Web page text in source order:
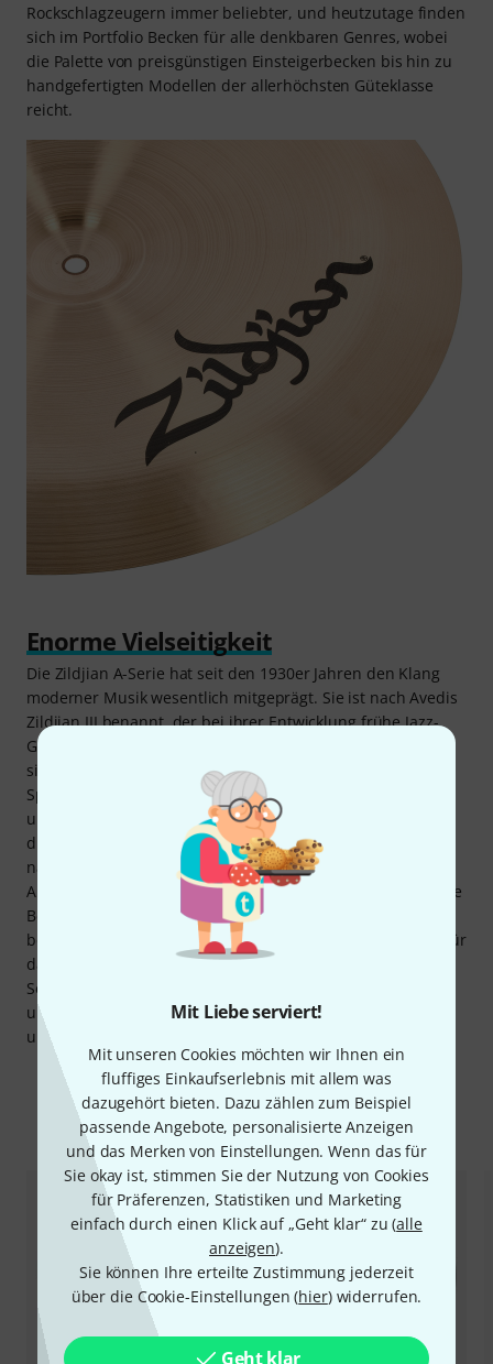
Mit Liebe serviert!
Mit unseren Cookies möchten wir Ihnen ein
fluffiges Einkaufserlebnis mit allem was
dazugehört bieten. Dazu zählen zum Beispiel
passende Angebote, personalisierte Anzeigen
und das Merken von Einstellungen. Wenn das für
Sie okay ist, stimmen Sie der Nutzung von Cookies
für Präferenzen, Statistiken und Marketing
einfach durch einen Klick auf „Geht klar“ zu (alle
anzeigen).
Sie können Ihre erteilte Zustimmung jederzeit
über die Cookie-Einstellungen (hier) widerrufen.
Geht klar
Rockschlagzeugern immer beliebter, und heutzutage finden
sich im Portfolio Becken für alle denkbaren Genres, wobei
die Palette von preisgünstigen Einsteigerbecken bis hin zu
handgefertigten Modellen der allerhöchsten Güteklasse
reicht.
Enorme Vielseitigkeit
Die Zildjian A-Serie hat seit den 1930er Jahren den Klang
moderner Musik wesentlich mitgeprägt. Sie ist nach Avedis
Zildjian III benannt, der bei ihrer Entwicklung frühe Jazz-
Größen wie Gene Krupa miteinbezog – diese wünschten
sich dünnere Becken mit einer sensibleren Ansprache.
Später setzen Rock/Pop-Pioniere wie Ringo Starr (Beatles)
und Charlie Watts (Rolling Stones) auf den
durchsetzungsfähigen Klang der Serie. Die weitere Liste
namhafter Drummer, die Zildjian A-Becken auf legendären
Aufnahmen nutzten, ist nahezu endlos und reicht bis in die
Bereiche von gitarrenlastigen Rock-Produktionen –
beispielsweise nutzte Dave Grohl Becken aus der A-Serie für
das Album Nevermind von Nirvana. Zu den Klassikern der
Serie zählen die 14“ New Beat Hi-Hat, das 21“ Sweet Ride
und allgemein die Medium Thin Crashes, die auf
unzähligen Rock-, Pop- und Jazz-Alben zu hören sind.
Zubehör & passende Artikel